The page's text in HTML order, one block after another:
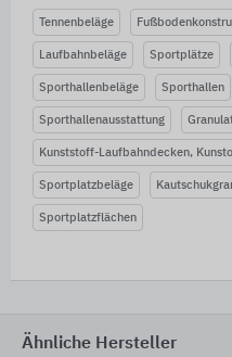
Tennenbeläge
Laufbahnbeläge Sportplätze
Sporthallenbeläge Sporthallen
Sporthallenausstattung
Kunststoff-Laufbahndecken,
Sportplatzbeläge
Sportplatzflächen
Ähnliche Hersteller